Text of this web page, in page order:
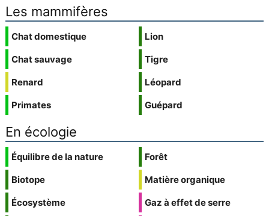
Les mammifères
Chat domestique
Chat sauvage
Renard
Primates
Lion
Tigre
Léopard
Guépard
En écologie
Équilibre de la nature
Biotope
Écosystème
Forêt
Matière organique
Gaz à effet de serre